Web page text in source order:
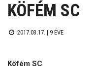
KÖFÉM SC
2017.03.17. | 9 ÉVE
Köfém SC